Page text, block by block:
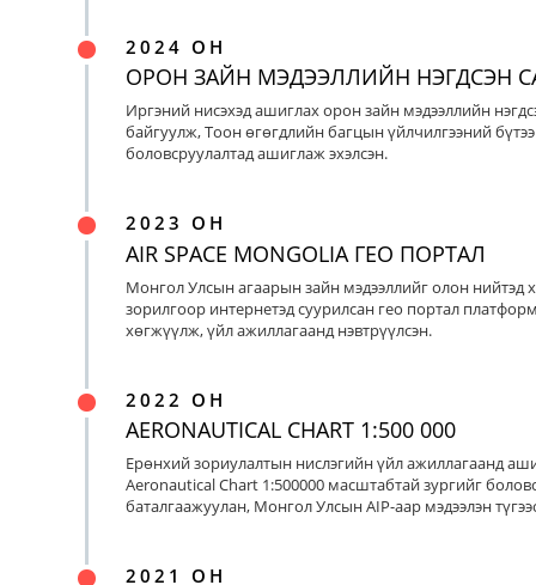
2024 ОН
ОРОН ЗАЙН МЭДЭЭЛЛИЙН НЭГДСЭН
Иргэний нисэхэд ашиглах орон зайн мэдээллийн
байгуулж, Тоон өгөгдлийн багцын үйлчилгээний
боловсруулалтад ашиглаж эхэлсэн.
2023 ОН
AIR SPACE MONGOLIA ГЕО ПОРТАЛ
Монгол Улсын агаарын зайн мэдээллийг олон нийтэд
зорилгоор интернетэд суурилсан гео портал
хөгжүүлж, үйл ажиллагаанд нэвтрүүлсэн.
2022 ОН
AERONAUTICAL CHART 1:500 000
Ерөнхий зориулалтын нислэгийн үйл ажиллагаанд
Aeronautical Chart 1:500000 масштабтай зургийг
баталгаажуулан, Монгол Улсын AIP-аар мэдээлэн
2021 ОН